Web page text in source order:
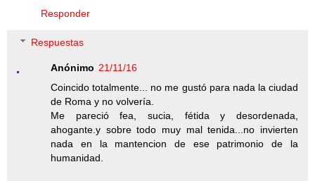
Responder
Respuestas
Anónimo 21/11/16
Coincido totalmente... no me gustó para nada la ciudad
de Roma y no volvería.
Me pareció fea, sucia, fétida y desordenada,
ahogante.y sobre todo muy mal tenida...no invierten
nada en la mantencion de ese patrimonio de la
humanidad.